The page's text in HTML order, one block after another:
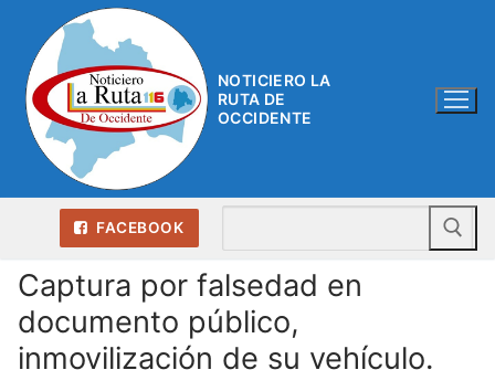
contenido
NOTICIERO LA
RUTA DE
OCCIDENTE
FACEBOOK
Captura por falsedad en
documento público,
inmovilización de su vehículo.